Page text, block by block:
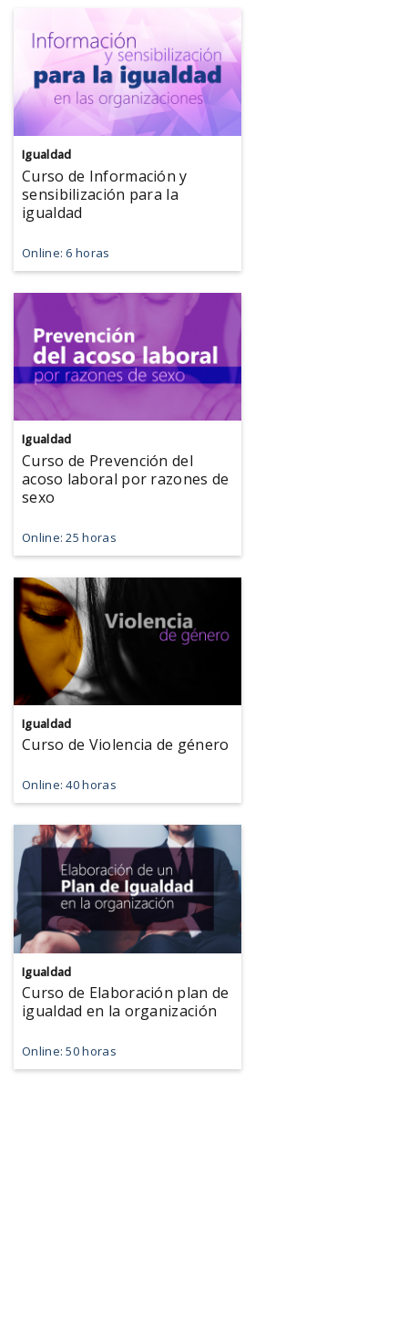
Igualdad
Curso de Información y
sensibilización para la
igualdad
Online: 6 horas
Igualdad
Curso de Prevención del
acoso laboral por razones de
sexo
Online: 25 horas
Igualdad
Curso de Violencia de género
Online: 40 horas
Igualdad
Curso de Elaboración plan de
igualdad en la organización
Online: 50 horas